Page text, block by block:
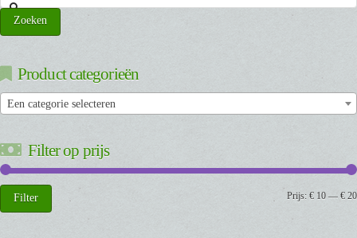
naar:
Zoeken
Product categorieën
Een categorie selecteren
Filter op prijs
Min.
prijs
Max.
prijs
Filter Prijs: € 10 — € 20